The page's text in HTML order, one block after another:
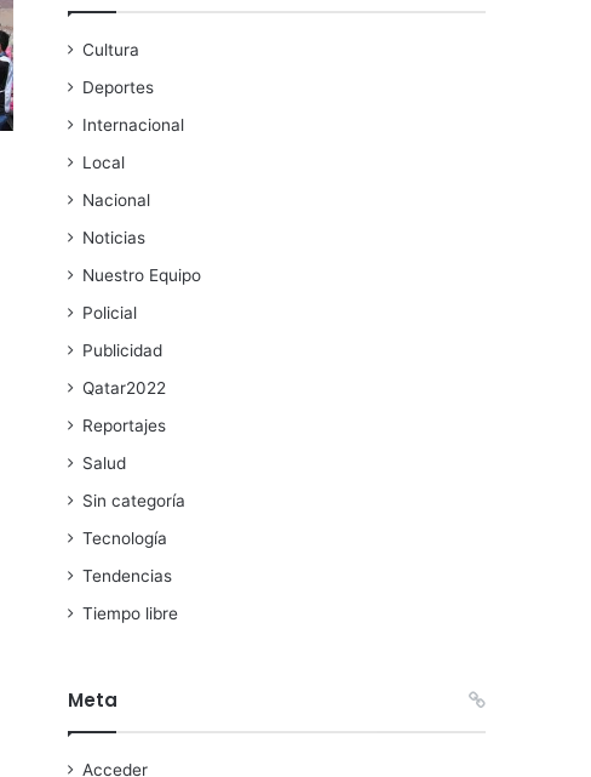
Cultura
Deportes
Internacional
Local
Nacional
Noticias
Nuestro Equipo
Policial
Publicidad
Qatar2022
Reportajes
Salud
Sin categoría
Tecnología
Tendencias
Tiempo libre
Meta
Acceder